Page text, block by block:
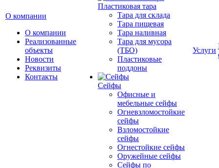
О компании
О компании
Реализованные
объекты
Новости
Реквизиты
Контакты
Пластиковая тара
Тара для склада
Тара пищевая
Тара наливная
Тара для мусора
(ТБО)
Пластиковые
поддоны
Сейфы
Офисные и
мебельные сейфы
Огневзломостойкие
сейфы
Взломостойкие
сейфы
Огнестойкие сейфы
Оружейные сейфы
Сейфы по
Услуги